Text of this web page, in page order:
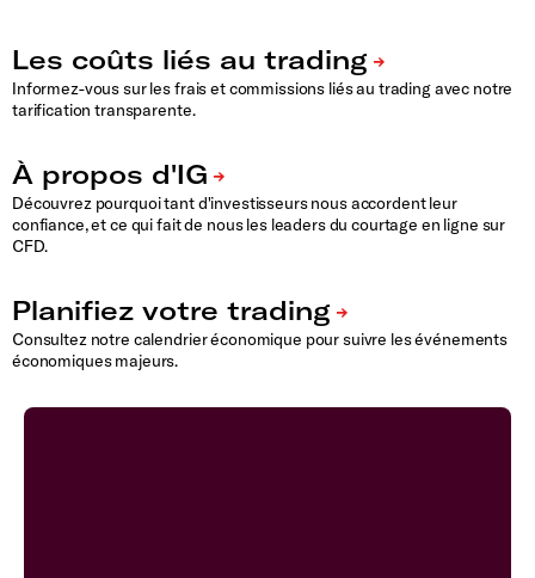
Informez-vous sur les frais et commissions liés au trading avec notre
tarification transparente.
Découvrez pourquoi tant d'investisseurs nous accordent leur
confiance, et ce qui fait de nous les leaders du courtage en ligne sur
CFD.
Consultez notre calendrier économique pour suivre les événements
économiques majeurs.